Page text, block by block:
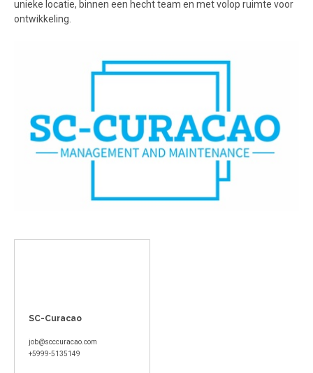
unieke locatie, binnen een hecht team en met volop ruimte voor
ontwikkeling.
SC-Curacao
job@scccuracao.com
+5999-5135149